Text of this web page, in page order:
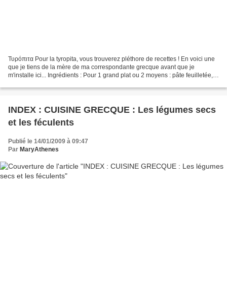
Τυρόπιτα Pour la tyropita, vous trouverez pléthore de recettes ! En voici une
que je tiens de la mère de ma correspondante grecque avant que je
m'installe ici... Ingrédients : Pour 1 grand plat ou 2 moyens : pâte feuilletée,
INDEX : CUISINE GRECQUE : Les légumes secs
et les féculents
Publié le 14/01/2009 à 09:47
Par MaryAthenes